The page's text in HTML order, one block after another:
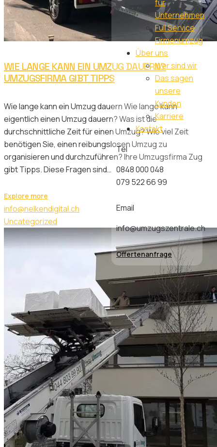
für
Unternehmen
Full Service
Firmenumzug
Über uns
Wer sind wir
Das sagen
unsere
Kunden
Karriere
Kontakt
Tel
0848 000 048
079 522 66 99
Email
info@umzugszentrale.ch
Offertenanfrage
WIE LANGE KANN EIN UMZUG DAUERN?
UMZUGSFIRMA GIBT TIPPS
Wie lange kann ein Umzug dauern Wie lange kann
eigentlich einen Umzug dauern? Was ist die
durchschnittliche Zeit für einen Umzug? Wie viel Zeit
benötigen Sie, einen reibungslosen Umzug zu
organisieren und durchzuführen? Ihre Umzugsfirma Zug
gibt Tipps. Diese Fragen sind…
Explore more
info@nelkendigital.ch
Uncategorized